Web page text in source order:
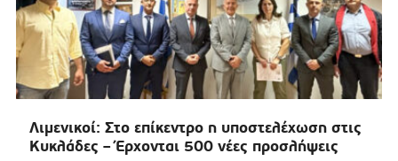
Λιμενικοί: Στο επίκεντρο η υποστελέχωση στις
Κυκλάδες – Έρχονται 500 νέες προσλήψεις